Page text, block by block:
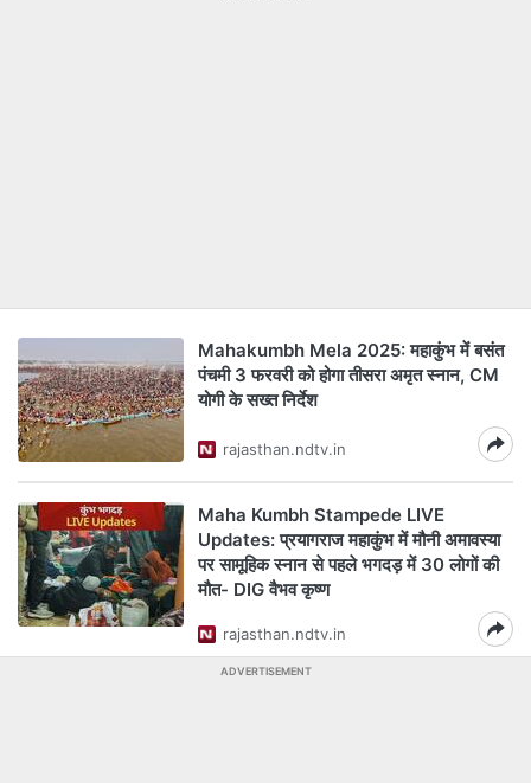
Mahakumbh Mela 2025: महाकुंभ में बसंत
पंचमी 3 फरवरी को होगा तीसरा अमृत स्‍नान, CM
योगी के सख्‍त न‍िर्देश
rajasthan.ndtv.in
Maha Kumbh Stampede LIVE
Updates: प्रयागराज महाकुंभ में मौनी अमावस्या
पर सामूहिक स्नान से पहले भगदड़ में 30 लोगों की
मौत- DIG वैभव कृष्ण
rajasthan.ndtv.in
ADVERTISEMENT